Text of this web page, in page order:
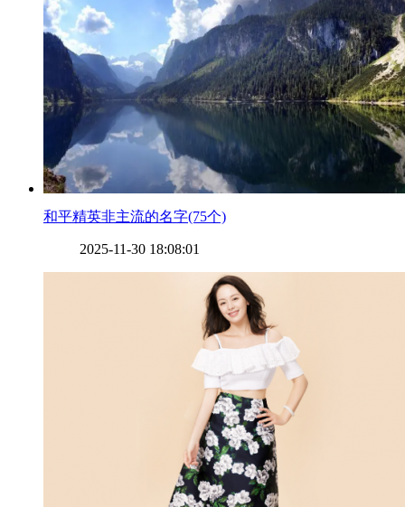
​和平精英非主流的名字(75个)
2025-11-30 18:08:01